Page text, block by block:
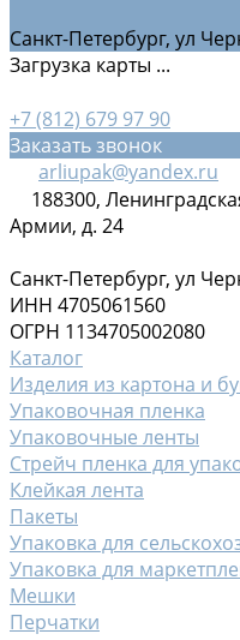
Санкт-Петербург, ул
Загрузка карты ...
+7 (812) 679 97 90
Заказать звонок
arliupak@yandex.ru
188300,
Армии, д. 24
Санкт-Петербург, ул
ИНН 4705061560
ОГРН 1134705002080
Каталог
Изделия из картона и
Упаковочная пленка
Упаковочные ленты
Стрейч пленка для
Клейкая лента
Пакеты
Упаковка для
Упаковка для
Мешки
Перчатки